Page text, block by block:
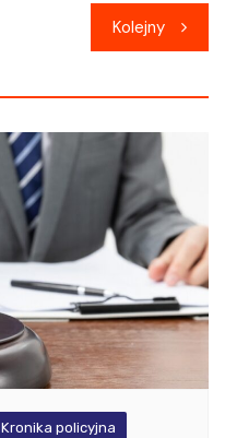
Kolejny
Kronika policyjna